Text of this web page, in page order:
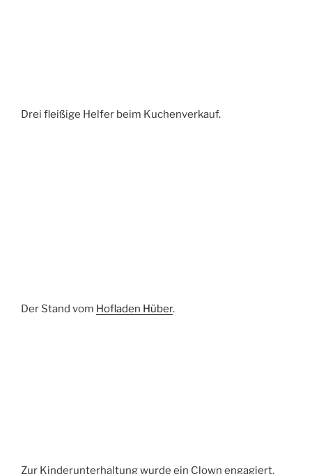
Drei fleißige Helfer beim Kuchenverkauf.
Der Stand vom Hofladen Hüber.
Zur Kinderunterhaltung wurde ein Clown engagiert.